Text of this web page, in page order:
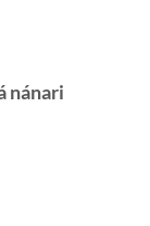
nánari